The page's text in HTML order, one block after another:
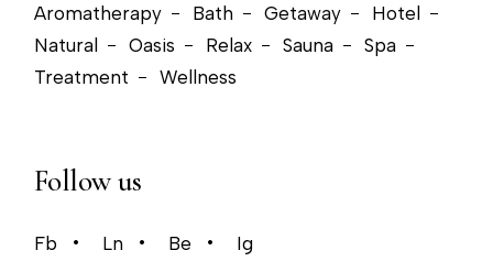
Aromatherapy Bath Getaway
Hotel
Natural
Oasis Relax Sauna
Spa
Treatment
Wellness
Follow us
Fb Ln Be Ig